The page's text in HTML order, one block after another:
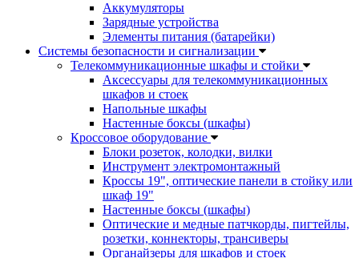
Аккумуляторы
Зарядные устройства
Элементы питания (батарейки)
Системы безопасности и сигнализации
Телекоммуникационные шкафы и стойки
Аксессуары для телекоммуникационных
шкафов и стоек
Напольные шкафы
Настенные боксы (шкафы)
Кроссовое оборудование
Блоки розеток, колодки, вилки
Инструмент электромонтажный
Кроссы 19", оптические панели в стойку или
шкаф 19"
Настенные боксы (шкафы)
Оптические и медные патчкорды, пигтейлы,
розетки, коннекторы, трансиверы
Органайзеры для шкафов и стоек